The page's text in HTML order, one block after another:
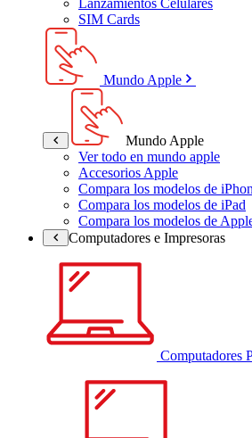
SIM Cards
Mundo Apple
Mundo Apple
Ver todo en mundo apple
Accesorios Apple
Compara los modelos de
Compara los modelos de iPad
Compara los modelos de
Computadores e Impresoras
Computadores